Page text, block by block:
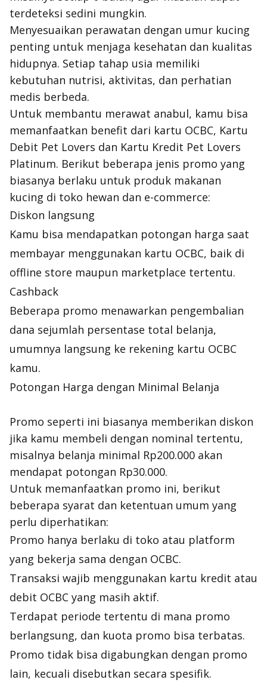
terdeteksi sedini mungkin.
Menyesuaikan perawatan dengan umur kucing
penting untuk menjaga kesehatan dan kualitas
hidupnya. Setiap tahap usia memiliki
kebutuhan nutrisi, aktivitas, dan perhatian
medis berbeda.
Untuk membantu merawat anabul, kamu bisa
memanfaatkan benefit dari kartu OCBC, Kartu
Debit Pet Lovers dan Kartu Kredit Pet Lovers
Platinum. Berikut beberapa jenis promo yang
biasanya berlaku untuk produk makanan
kucing di toko hewan dan e-commerce:
Diskon langsung
Kamu bisa mendapatkan potongan harga saat
membayar menggunakan kartu OCBC, baik di
offline store maupun marketplace tertentu.
Cashback
Beberapa promo menawarkan pengembalian
dana sejumlah persentase total belanja,
umumnya langsung ke rekening kartu OCBC
kamu.
Potongan Harga dengan Minimal Belanja
Promo seperti ini biasanya memberikan diskon
jika kamu membeli dengan nominal tertentu,
misalnya belanja minimal Rp200.000 akan
mendapat potongan Rp30.000.
Untuk memanfaatkan promo ini, berikut
beberapa syarat dan ketentuan umum yang
perlu diperhatikan:
Promo hanya berlaku di toko atau platform
yang bekerja sama dengan OCBC.
Transaksi wajib menggunakan kartu kredit atau
debit OCBC yang masih aktif.
Terdapat periode tertentu di mana promo
berlangsung, dan kuota promo bisa terbatas.
Promo tidak bisa digabungkan dengan promo
lain, kecuali disebutkan secara spesifik.